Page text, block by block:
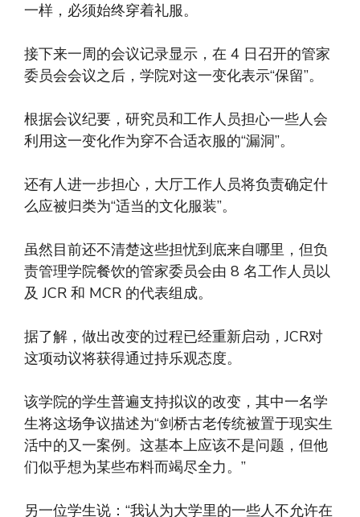
一样，必须始终穿着礼服。
接下来一周的会议记录显示，在 4 日召开的管家
委员会会议之后，学院对这一变化表示“保留”。
根据会议纪要，研究员和工作人员担心一些人会
利用这一变化作为穿不合适衣服的“漏洞”。
还有人进一步担心，大厅工作人员将负责确定什
么应被归类为“适当的文化服装”。
虽然目前还不清楚这些担忧到底来自哪里，但负
责管理学院餐饮的管家委员会由 8 名工作人员以
及 JCR 和 MCR 的代表组成。
据了解，做出改变的过程已经重新启动，JCR对
这项动议将获得通过持乐观态度。
该学院的学生普遍支持拟议的改变，其中一名学
生将这场争议描述为“剑桥古老传统被置于现实生
活中的又一案例。这基本上应该不是问题，但他
们似乎想为某些布料而竭尽全力。”
另一位学生说：“我认为大学里的一些人不允许在